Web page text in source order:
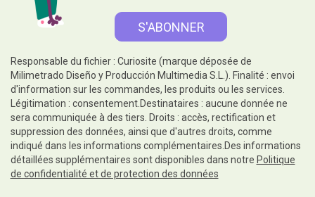
Responsable du fichier : Curiosite (marque déposée de
Milimetrado Diseño y Producción Multimedia S.L.). Finalité : envoi
d'information sur les commandes, les produits ou les services.
Légitimation : consentement.Destinataires : aucune donnée ne
sera communiquée à des tiers. Droits : accès, rectification et
suppression des données, ainsi que d'autres droits, comme
indiqué dans les informations complémentaires.Des informations
détaillées supplémentaires sont disponibles dans notre Politique
de confidentialité et de protection des données